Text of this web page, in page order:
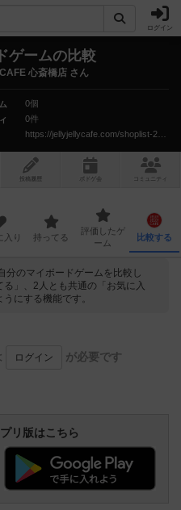
ログイン
ゲームの比較
心斎橋店 さん
0個
0件
投稿履歴 ボ ドゲ コミュニティ
入り 持ってる
評価したゲ
ーム
比較する
分のマイボードゲームを比較し
」、2人とも共通の「お気に入
にする機能です。
ログイン が必要です
リ版はこちら